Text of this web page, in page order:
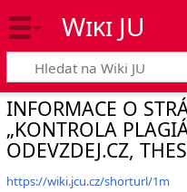
Wiki JU
INFORMACE O
„KONTROLA
ODEVZDEJ.CZ,
https://wiki.jcu.cz/shorturl/1m